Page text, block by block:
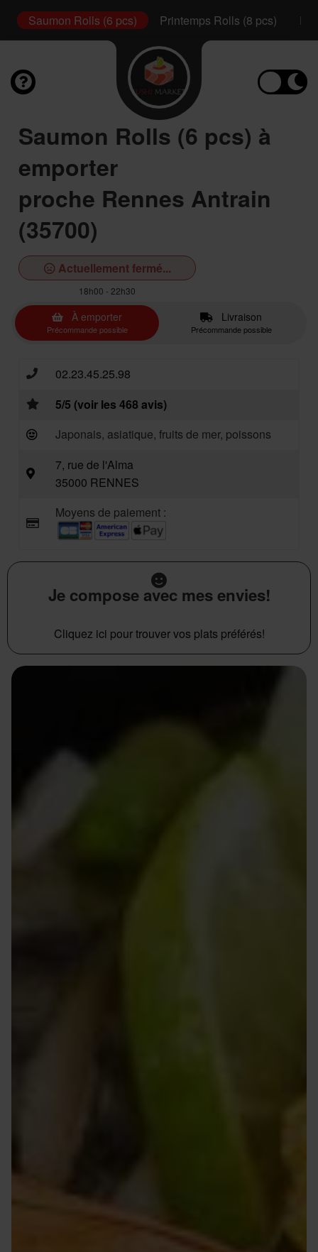
Saumon Rolls (6 pcs) Printemps Rolls (8 pcs)
Saumon Rolls (6 pcs) à
emporter
proche Rennes Antrain
(35700)
Actuellement fermé...
18h00 - 22h30
À emporter
Précommande possible
Livraison
Précommande possible
02.23.45.25.98
5/5 (voir les 468 avis)
Japonais, asiatique, fruits de mer, poissons
7, rue de l'Alma
35000 RENNES
Moyens de paiement :
Je compose avec mes envies!
Cliquez ici pour trouver vos plats préférés!